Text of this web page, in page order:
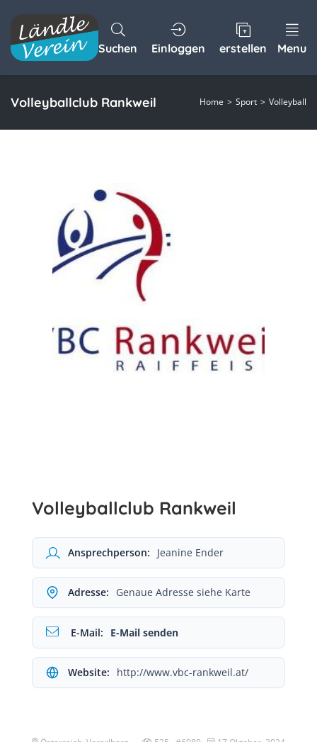
Suchen Einloggen erstellen Menu
Volleyballclub Rankweil Home Sport Volleyball
Volleyballclub Rankweil
Ansprechperson: Jeanine Ender
Adresse: Genaue Adresse siehe Karte
E-Mail: E-Mail senden
Website: http://www.vbc-rankweil.at/